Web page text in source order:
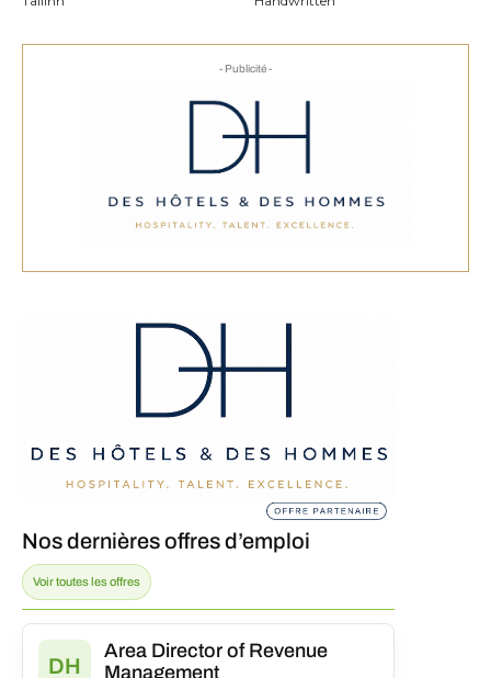
- Publicité -
Nos dernières offres d’emploi
Voir toutes les offres
DH
Area Director of Revenue
Management